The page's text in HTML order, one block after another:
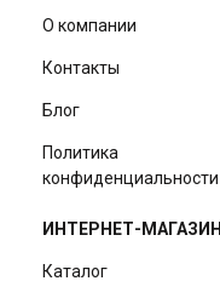
О компании
Контакты
Блог
Политика
конфиденциальности
ИНТЕРНЕТ-МАГАЗИН
Каталог